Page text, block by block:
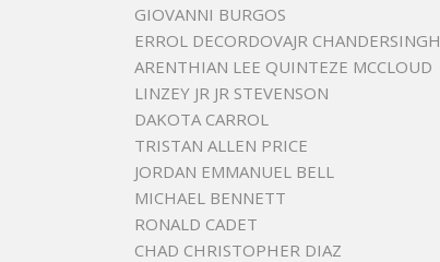
GIOVANNI BURGOS
ERROL DECORDOVAJR CHANDERSINGH
ARENTHIAN LEE QUINTEZE MCCLOUD
LINZEY JR JR STEVENSON
DAKOTA CARROL
TRISTAN ALLEN PRICE
JORDAN EMMANUEL BELL
MICHAEL BENNETT
RONALD CADET
CHAD CHRISTOPHER DIAZ